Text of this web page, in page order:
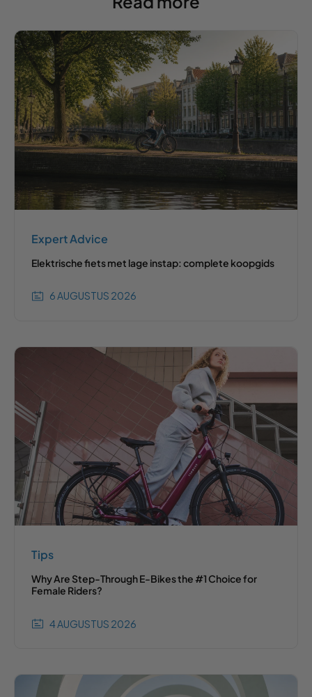
Expert Advice
Elektrische fiets met lage instap: complete koopgids
6 AUGUSTUS 2026
Tips
Why Are Step-Through E-Bikes the #1 Choice for
Female Riders?
4 AUGUSTUS 2026